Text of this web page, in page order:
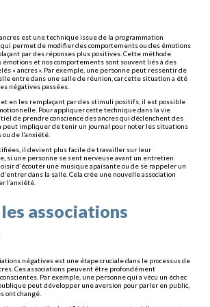
est une technique issue de la programmation
permet de modifier des comportements ou des émotions
par des réponses plus positives. Cette méthode
émotions et nos comportements sont souvent liés à des
« ancres ». Par exemple, une personne peut ressentir de
entre dans une salle de réunion, car cette situation a été
négatives passées.
en les remplaçant par des stimuli positifs, il est possible
Pour appliquer cette technique dans la vie
de prendre conscience des ancres qui déclenchent des
peut impliquer de tenir un journal pour noter les situations
de l’anxiété.
il devient plus facile de travailler sur leur
si une personne se sent nerveuse avant un entretien
d’écouter une musique apaisante ou de se rappeler un
dans la salle. Cela crée une nouvelle association
l’anxiété.
associations
négatives est une étape cruciale dans le processus de
Ces associations peuvent être profondément
Par exemple, une personne qui a vécu un échec
peut développer une aversion pour parler en public,
ont changé.